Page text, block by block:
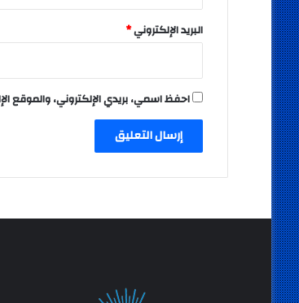
البريد الإلكتروني*
احفظ اسمي، بريدي الإلكتروني، والموقع